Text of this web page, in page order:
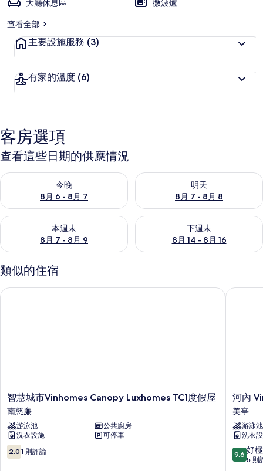
大廳休息區
微波爐
查看全部
主要設施服務 (3)
有家的溫度 (6)
客房選項
查看這些日期的供應情況
今晚
8月 6 - 8月 7
查看今晚 (8月 6 - 8月 7) 的供應情況
明天
8月 7 - 8月 8
查看明天 (8月 7 - 8月 8) 的供
本週末
8月 7 - 8月 9
查看本週末 (8月 7 - 8月 9) 的供應情況
下週末
8月 14 - 8月 16
查看下週末 (8月 14 - 8月 16)
類似的住宿
智
慧
城
市
Vinhomes
Canopy
Luxhomes
智慧城市Vinhomes Canopy Luxhomes TC1度假屋
南慈廉
游泳池
公共廚房
洗衣設施
可停車
2.0
分，
2.0 1 則評論
智慧城市Vinhomes Canopy Luxhomes TC1度假屋
河
內
Skylake
-
Gem
公
河內
美亭
游泳池
洗衣
9.6
分，
9.6 好
5 則
河內